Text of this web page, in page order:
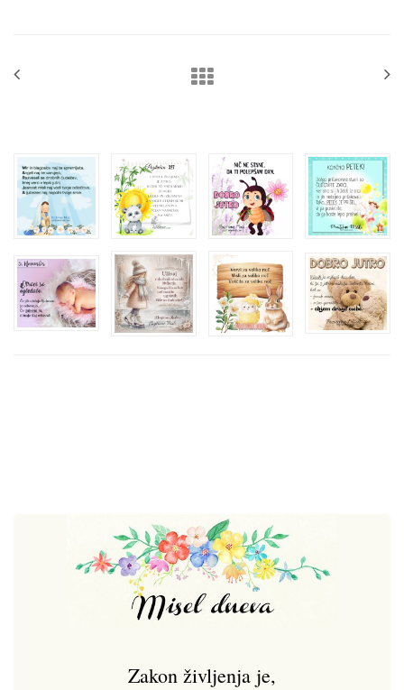
Zakon življenja je,